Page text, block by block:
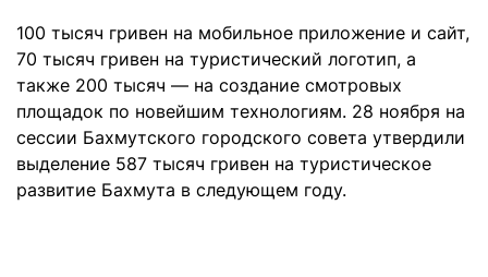
100 тысяч гривен на мобильное приложение и сайт,
70 тысяч гривен на туристический логотип, а
также 200 тысяч — на создание смотровых
площадок по новейшим технологиям. 28 ноября на
сессии Бахмутского городского совета утвердили
выделение 587 тысяч гривен на туристическое
развитие Бахмута в следующем году.